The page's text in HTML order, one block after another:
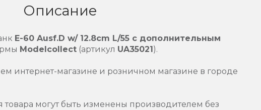
Описание
E-60 Ausf.D w/ 12.8cm L/55 с дополнительным
Modelcollect (артикул UA35021).
интернет-магазине и розничном магазине в городе
могут быть изменены производителем без